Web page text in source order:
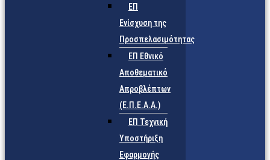
ΕΠ
Ενίσχυση της
Προσπελασιμότητας
ΕΠ Εθνικό
Αποθεματικό
Απροβλέπτων
(Ε.Π.Ε.Α.Α.)
ΕΠ Τεχνική
Υποστήριξη
Εφαρμογής